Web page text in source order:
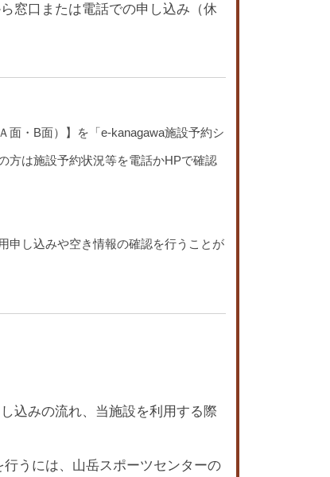
窓口または電話での申し込み（休
面・B面）】を「e-kanagawa施設予約シ
方は施設予約状況等を電話かHPで確認
申し込みや空き情報の確認を行うことが
込みの流れ、当施設を利用する際
うには、山岳スポーツセンターの